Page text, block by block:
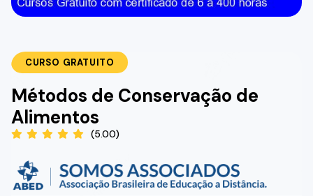
CURSO GRATUITO
Métodos de Conservação de
Alimentos
(5.00)